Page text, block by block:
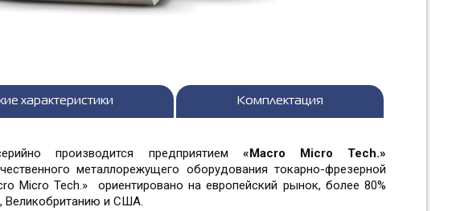
характеристики Комплектация
производится предприятием «Macro Micro Tech.»
металлорежущего оборудования токарно-фрезерной
Micro Tech.» ориентировано на европейский рынок, более 80%
Великобританию и США.